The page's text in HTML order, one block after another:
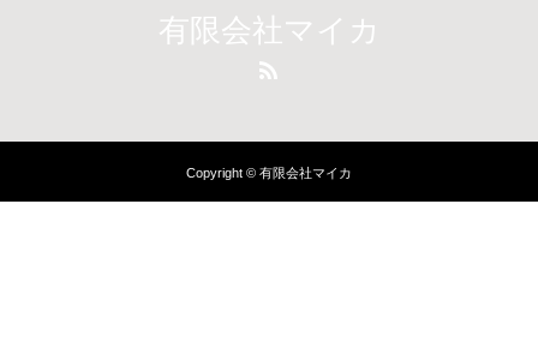
有限会社マイカ
Copyright © 有限会社マイカ